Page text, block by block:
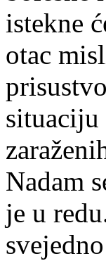
istekne
otac
situaciju
Nadam
je u